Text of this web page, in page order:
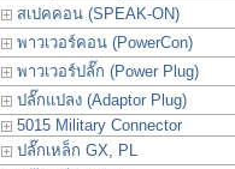
สเปคคอน (SPEAK-ON)
พาวเวอร์คอน (PowerCon)
พาวเวอร์ปลั๊ก (Power Plug)
ปลั๊กแปลง (Adaptor Plug)
5015 Military Connector
ปลั๊กเหล็ก GX, PL